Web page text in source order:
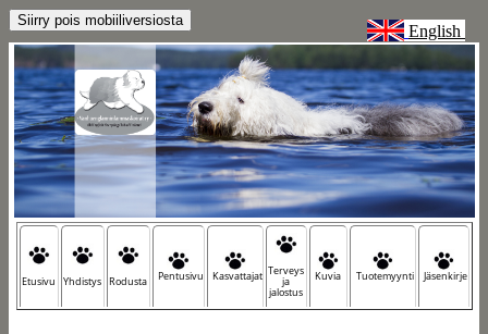
English
Etusivu Yhdistys Rodusta Pentusivu Kasvattajat Terveys
ja
jalostus
Kuvia Tuotemyynti Jäsenkirje